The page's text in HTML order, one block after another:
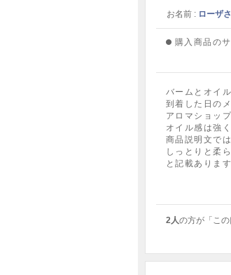
お名前 : ローザ
購入商品のサ
バームとオイ
到着した日の
アロマショッ
オイル感は強
商品説明文で
しっとりと柔
と記載ありま
2人の方が「この